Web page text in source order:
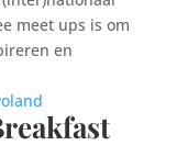
meet ups is om
en